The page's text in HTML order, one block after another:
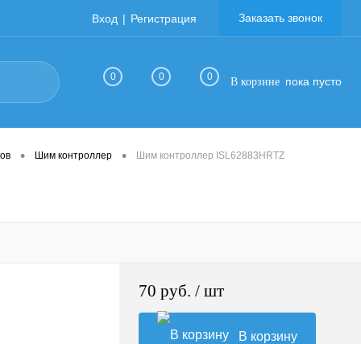
Вход Регистрация Заказать звонок
0 0 0 В корзине пока пусто
• Шим контроллер • Шим контроллер ISL62883HRTZ
70 руб. / шт
В корзину